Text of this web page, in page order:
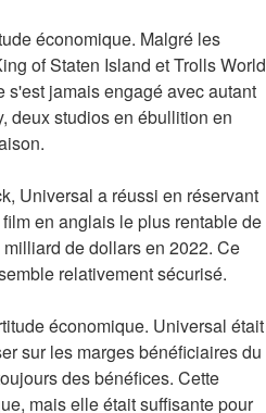
économique. Malgré les
of Staten Island et Trolls World
jamais engagé avec autant
deux studios en ébullition en
Universal a réussi en réservant
en anglais le plus rentable de
de dollars en 2022. Ce
relativement sécurisé.
économique. Universal était
sur les marges bénéficiaires du
des bénéfices. Cette
mais elle était suffisante pour